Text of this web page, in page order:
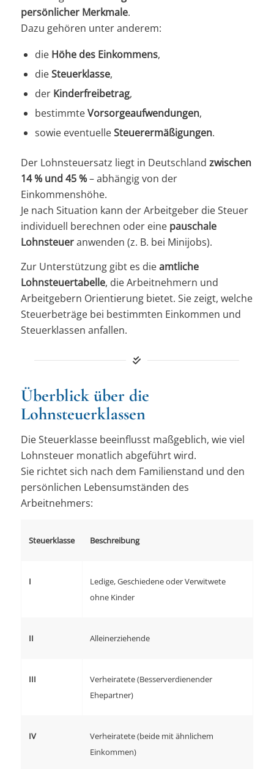
persönlicher Merkmale.
Dazu gehören unter anderem:
die Höhe des Einkommens,
dieSteuerklasse,
der Kinderfreibetrag,
bestimmteVorsorgeaufwendungen,
sowie eventuelleSteuerermäßigungen.
Der Lohnsteuersatz liegt in Deutschland zwischen
14 % und 45 %– abhängig von der
Einkommenshöhe.
Je nach Situation kann der Arbeitgeber die Steuer
individuell berechnen oder eine pauschale
Lohnsteueranwenden (z. B. bei Minijobs).
Zur Unterstützung gibt es dieamtliche
Lohnsteuertabelle, die Arbeitnehmern und
Arbeitgebern Orientierung bietet. Sie zeigt, welche
Steuerbeträge bei bestimmten Einkommen und
Steuerklassen anfallen.
Überblick über die
Lohnsteuerklassen
Die Steuerklasse beeinflusst maßgeblich, wie viel
Lohnsteuer monatlich abgeführt wird.
Sie richtet sich nach dem Familienstand und den
persönlichen Lebensumständen des
Arbeitnehmers:
Steuerklasse Beschreibung
I
Ledige, Geschiedene oder Verwitwete
ohne Kinder
II Alleinerziehende
III
Verheiratete (Besserverdienender
Ehepartner)
IV
Verheiratete (beide mit ähnlichem
Einkommen)